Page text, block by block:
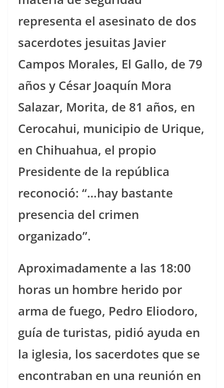
representa el asesinato de dos
sacerdotes jesuitas Javier
Campos Morales, El Gallo, de 79
años y César Joaquín Mora
Salazar, Morita, de 81 años, en
Cerocahui, municipio de Urique,
en Chihuahua, el propio
Presidente de la república
reconoció: “…hay bastante
presencia del crimen
organizado”.
Aproximadamente a las 18:00
horas un hombre herido por
arma de fuego, Pedro Eliodoro,
guía de turistas, pidió ayuda en
la iglesia, los sacerdotes que se
encontraban en una reunión en